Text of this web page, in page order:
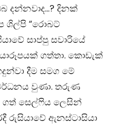
දන්නවාද…? දිනක්
ශිල්පි “රොබට්
සාප්පු සවාරියේ
ගත්තා. කොඩැක්
දීම සමග මේ
වුණා. තරුණ
ගත් සෙල්‍ෆිය ලෙසින්
රුසියාවේ ඇනස්ටාසියා